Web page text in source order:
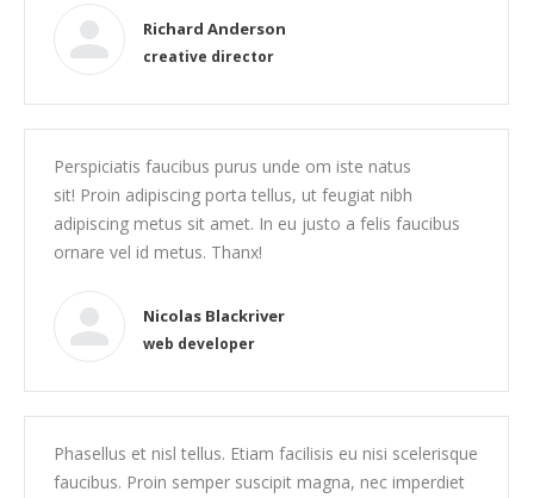
Richard Anderson
creative director
Perspiciatis faucibus purus unde om iste natus
sit! Proin adipiscing porta tellus, ut feugiat nibh
adipiscing metus sit amet. In eu justo a felis faucibus
ornare vel id metus. Thanx!
Nicolas Blackriver
web developer
Phasellus et nisl tellus. Etiam facilisis eu nisi scelerisque
faucibus. Proin semper suscipit magna, nec imperdiet